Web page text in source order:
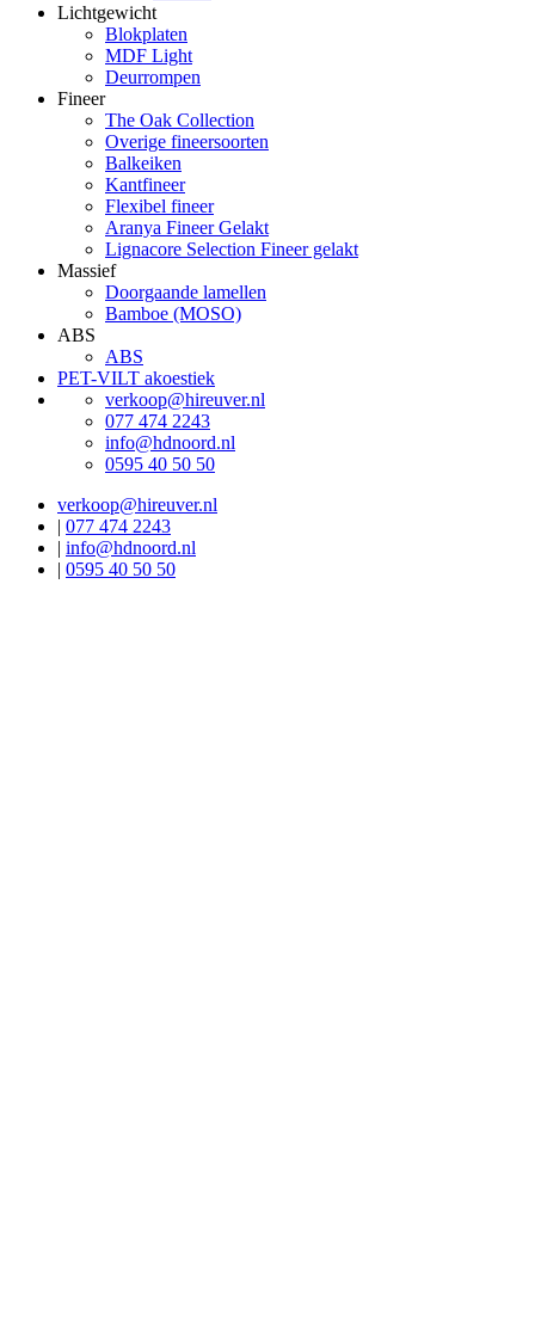
Lichtgewicht
Blokplaten
MDF Light
Deurrompen
Fineer
The Oak Collection
Overige fineersoorten
Balkeiken
Kantfineer
Flexibel fineer
Aranya Fineer Gelakt
Lignacore Selection Fineer gelakt
Massief
Doorgaande lamellen
Bamboe (MOSO)
ABS
ABS
PET-VILT akoestiek
verkoop@hireuver.nl
077 474 2243
info@hdnoord.nl
0595 40 50 50
verkoop@hireuver.nl
| 077 474 2243
| info@hdnoord.nl
| 0595 40 50 50